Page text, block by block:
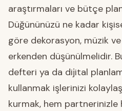
araştırmaları ve bütçe
Düğününüzü ne kadar
göre dekorasyon, müzik
erkenden düşünülmelidir.
defteri ya da dijital
kullanmak işlerinizi
kurmak, hem partnerinizle